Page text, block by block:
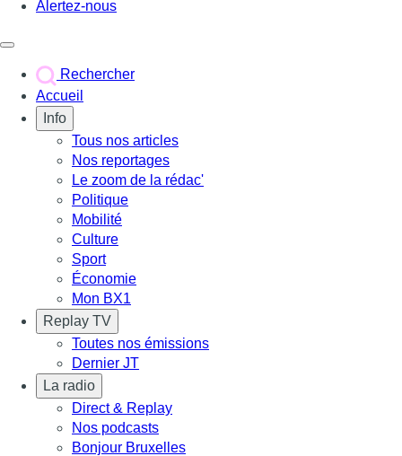
Alertez-nous
Rechercher
Accueil
Info
Tous nos articles
Nos reportages
Le zoom de la rédac'
Politique
Mobilité
Culture
Sport
Économie
Mon BX1
Replay TV
Toutes nos émissions
Dernier JT
La radio
Direct & Replay
Nos podcasts
Bonjour Bruxelles